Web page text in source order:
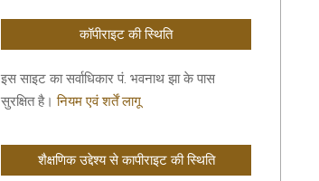
कॉपीराइट की स्थिति
इस साइट का सर्वाधिकार पं. भवनाथ झा के पास
सुरक्षित है।नियम एवं शर्तें लागू
शैक्षणिक उद्देश्य से कापीराइट की स्थिति